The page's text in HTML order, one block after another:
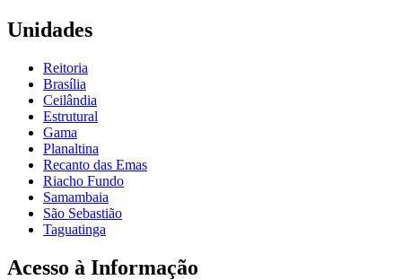
Unidades
Reitoria
Brasília
Ceilândia
Estrutural
Gama
Planaltina
Recanto das Emas
Riacho Fundo
Samambaia
São Sebastião
Taguatinga
Acesso à Informação